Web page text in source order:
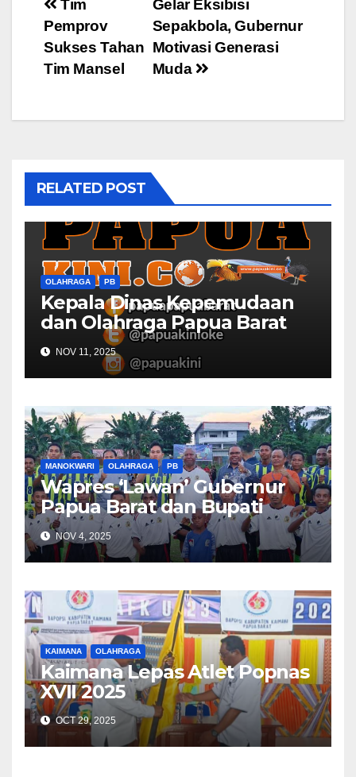
Post
navigation
Gelar Eksibisi
Sepakbola, Gubernur
Motivasi Generasi
Muda
Tim
Pemprov
Sukses Tahan
Tim Mansel
RELATED POST
OLAHRAGA PB
Kepala Dinas Kepemudaan
dan Olahraga Papua Barat
Selaraskan Program Dengan
DBON
NOV 11, 2025
MANOKWARI OLAHRAGA PB
Wapres ‘Lawan’ Gubernur
Papua Barat dan Bupati
Manokwari
NOV 4, 2025
KAIMANA OLAHRAGA
Kaimana Lepas Atlet Popnas
XVII 2025
OCT 29, 2025